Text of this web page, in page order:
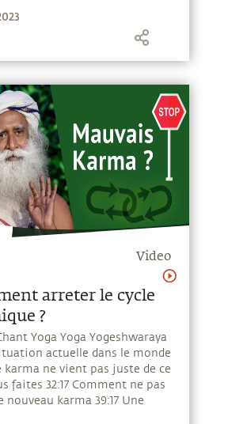
Video
arreter le cycle
?
Yoga Yoga Yogeshwaraya
actuelle dans le monde
karma ne vient pas juste de ce
faites 32:17 Comment ne pas
nouveau karma 39:17 Une